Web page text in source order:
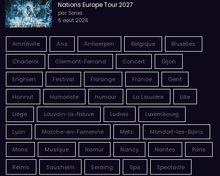
Nations Europe Tour 2027
par Sonia
6 août 2026
Amnéville Ans Antwerpen Belgique Bruxelles
Charleroi Clermont-Ferrand Concert Dijon
Enghien Festival Florange France Gent
Hannut Humoriste humour La Louvière Lille
Liège Louvain-la-Neuve Ludres Luxembourg
Lyon Marche-en-Famenne Metz Mondorf-les-Bains
Mons Musique Namur Nancy Nantes Paris
Reims Sausheim Seraing Spa Spectacle